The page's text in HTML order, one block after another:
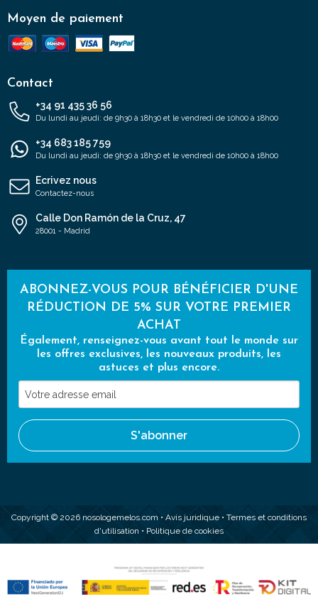
Moyen de paiement
Contact
+34 91 435 36 56
Du lundi au jeudi: de 9h30 à 18h30 et le vendredi de 10h00 à 18h00
+34 683 185 759
Du lundi au jeudi: de 9h30 à 18h30 et le vendredi de 10h00 à 18h00
Ecrivez nous
Contactez-nous
Calle Don Ramón de la Cruz, 47
28001 - Madrid
ABONNEZ-VOUS POUR BÉNÉFICIER D'UNE
RÉDUCTION DE 5% SUR VOTRE PREMIER
ACHAT
Également, renseignez-vous avant tout le monde sur
les offres exclusives, les nouveaux produits, les
astuces et plus encore.
Votre
adresse
email
S'abonner
Copyright © 2026 nosologemelos.com • Avis juridique • Termes et conditions
d'utilisation • Politique de cookies